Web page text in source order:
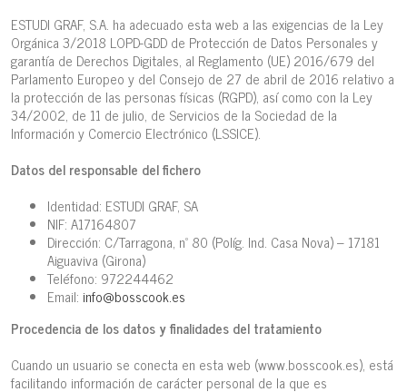
ESTUDI GRAF, S.A. ha adecuado esta web a las exigencias de la Ley
Orgánica 3/2018 LOPD-GDD de Protección de Datos Personales y
garantía de Derechos Digitales, al Reglamento (UE) 2016/679 del
Parlamento Europeo y del Consejo de 27 de abril de 2016 relativo a
la protección de las personas físicas (RGPD), así como con la Ley
34/2002, de 11 de julio, de Servicios de la Sociedad de la
Información y Comercio Electrónico (LSSICE).
Datos del responsable del fichero
Identidad: ESTUDI GRAF, SA
NIF: A17164807
Dirección: C/Tarragona, nº 80 (Políg. Ind. Casa Nova) – 17181
Aiguaviva (Girona)
Teléfono: 972244462
Email: info@bosscook.es
Procedencia de los datos y finalidades del tratamiento
Cuando un usuario se conecta en esta web (www.bosscook.es), está
facilitando información de carácter personal de la que es